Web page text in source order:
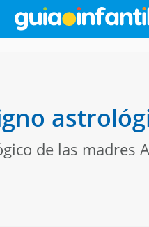
de las madres